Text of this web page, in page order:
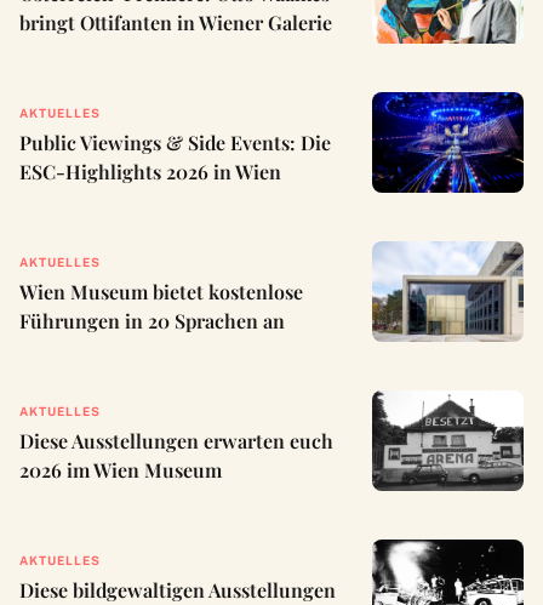
bringt Ottifanten in Wiener Galerie
AKTUELLES
Public Viewings & Side Events: Die
ESC-Highlights 2026 in Wien
AKTUELLES
Wien Museum bietet kostenlose
Führungen in 20 Sprachen an
AKTUELLES
Diese Ausstellungen erwarten euch
2026 im Wien Museum
AKTUELLES
Diese bildgewaltigen Ausstellungen